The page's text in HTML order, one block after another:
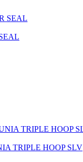
TRIPLE HOOP SLV